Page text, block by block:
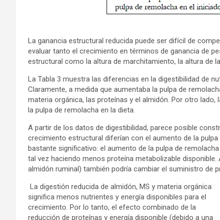
La ganancia estructural reducida puede ser difícil de
evaluar tanto el crecimiento en términos de ganancia de
estructural como la altura de marchitamiento, la altura de
La Tabla 3 muestra las diferencias en la digestibilidad de
Claramente, a medida que aumentaba la pulpa de
materia orgánica, las proteínas y el almidón. Por otro lado,
la pulpa de remolacha en la dieta.
A partir de los datos de digestibilidad, parece posible
crecimiento estructural diferían con el aumento de la
bastante significativo: el aumento de la pulpa de
tal vez haciendo menos proteína metabolizable
almidón ruminal) también podría cambiar el suministro de
La digestión reducida de almidón, MS y materia orgánica
significa menos nutrientes y energía disponibles para el
crecimiento. Por lo tanto, el efecto combinado de la
reducción de proteínas y energía disponible (debido a una